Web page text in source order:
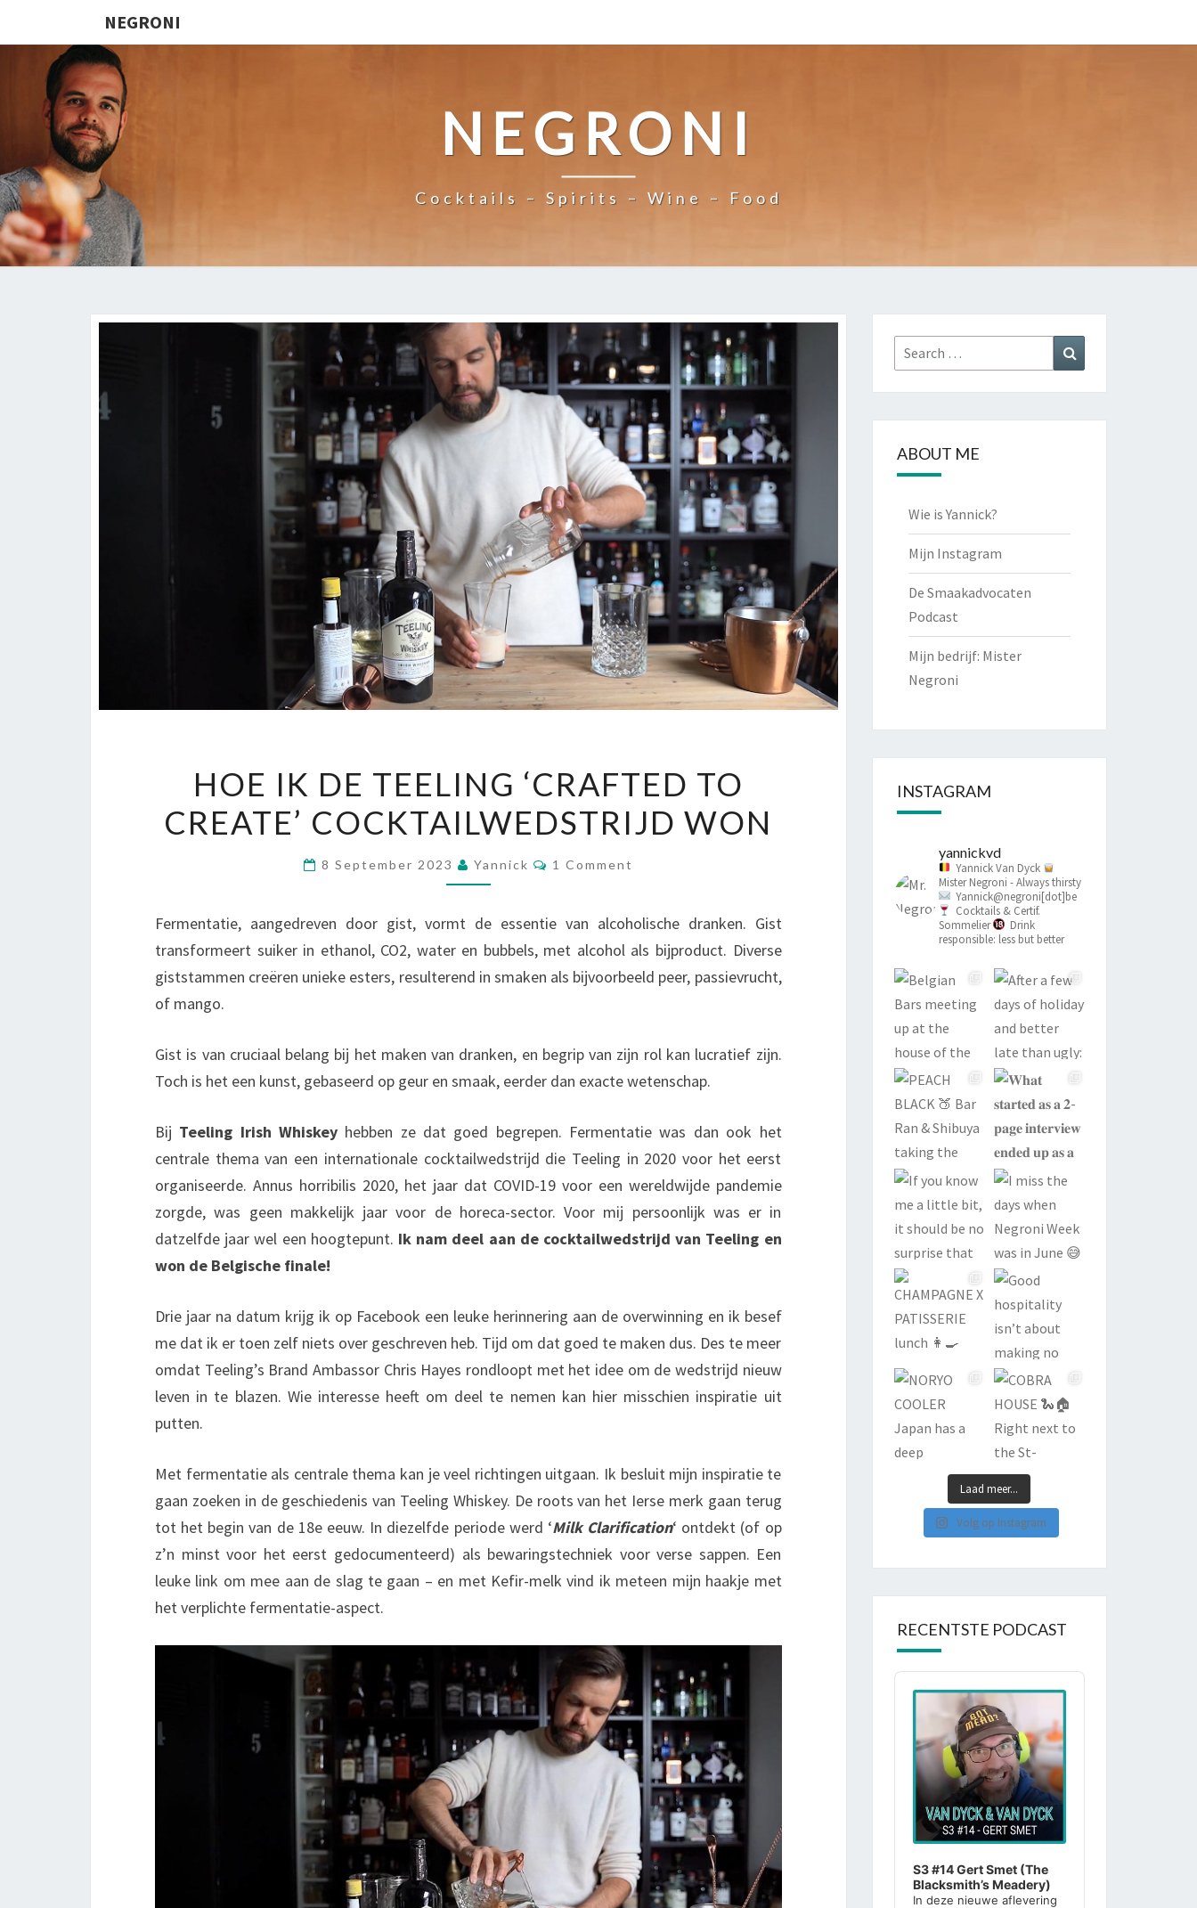
NEGRONI
NEGRONI
Cocktails – Spirits – Wine – Food
IK
DE
TEELING
‘CRAFTED
CREATE’
COCKTAILWEDSTRIJD
WON
HOE IK DE TEELING ‘CRAFTED TO
CREATE’ COCKTAILWEDSTRIJD WON
8 September 2023 Yannick Comments
1 Comment
Fermentatie, aangedreven door gist, vormt de essentie van alcoholische dranken. Gist
transformeert suiker in ethanol, CO2, water en bubbels, met alcohol als bijproduct. Diverse
giststammen creëren unieke esters, resulterend in smaken als bijvoorbeeld peer, passievrucht,
of mango.
Gist is van cruciaal belang bij het maken van dranken, en begrip van zijn rol kan lucratief zijn.
Toch is het een kunst, gebaseerd op geur en smaak, eerder dan exacte wetenschap.
Bij Teeling Irish Whiskey hebben ze dat goed begrepen. Fermentatie was dan ook het
centrale thema van een internationale cocktailwedstrijd die Teeling in 2020 voor het eerst
organiseerde. Annus horribilis 2020, het jaar dat COVID-19 voor een wereldwijde pandemie
zorgde, was geen makkelijk jaar voor de horeca-sector. Voor mij persoonlijk was er in
datzelfde jaar wel een hoogtepunt. Ik nam deel aan de cocktailwedstrijd van Teeling en
won de Belgische finale!
Drie jaar na datum krijg ik op Facebook een leuke herinnering aan de overwinning en ik besef
me dat ik er toen zelf niets over geschreven heb. Tijd om dat goed te maken dus. Des te meer
omdat Teeling’s Brand Ambassor Chris Hayes rondloopt met het idee om de wedstrijd nieuw
leven in te blazen. Wie interesse heeft om deel te nemen kan hier misschien inspiratie uit
putten.
Met fermentatie als centrale thema kan je veel richtingen uitgaan. Ik besluit mijn inspiratie te
gaan zoeken in de geschiedenis van Teeling Whiskey. De roots van het Ierse merk gaan terug
tot het begin van de 18e eeuw. In diezelfde periode werd ‘Milk Clarification‘ ontdekt (of op
z’n minst voor het eerst gedocumenteerd) als bewaringstechniek voor verse sappen. Een
leuke link om mee aan de slag te gaan – en met Kefir-melk vind ik meteen mijn haakje met
het verplichte fermentatie-aspect.
Search
for:
ABOUT ME
Wie is Yannick?
Mijn Instagram
De Smaakadvocaten
Podcast
Mijn bedrijf: Mister
Negroni
INSTAGRAM
yannickvd
Yannick Van Dyck
Mister Negroni - Always thirsty
Yannick@negroni[dot]be
Cocktails & Certif.
Sommelier
Drink
responsible: less but better
Laad meer...
Volg op Instagram
RECENTSTE PODCAST
Audio
Player
S3 #14 Gert Smet (The
Blacksmith’s Meadery)
In deze nieuwe aflevering